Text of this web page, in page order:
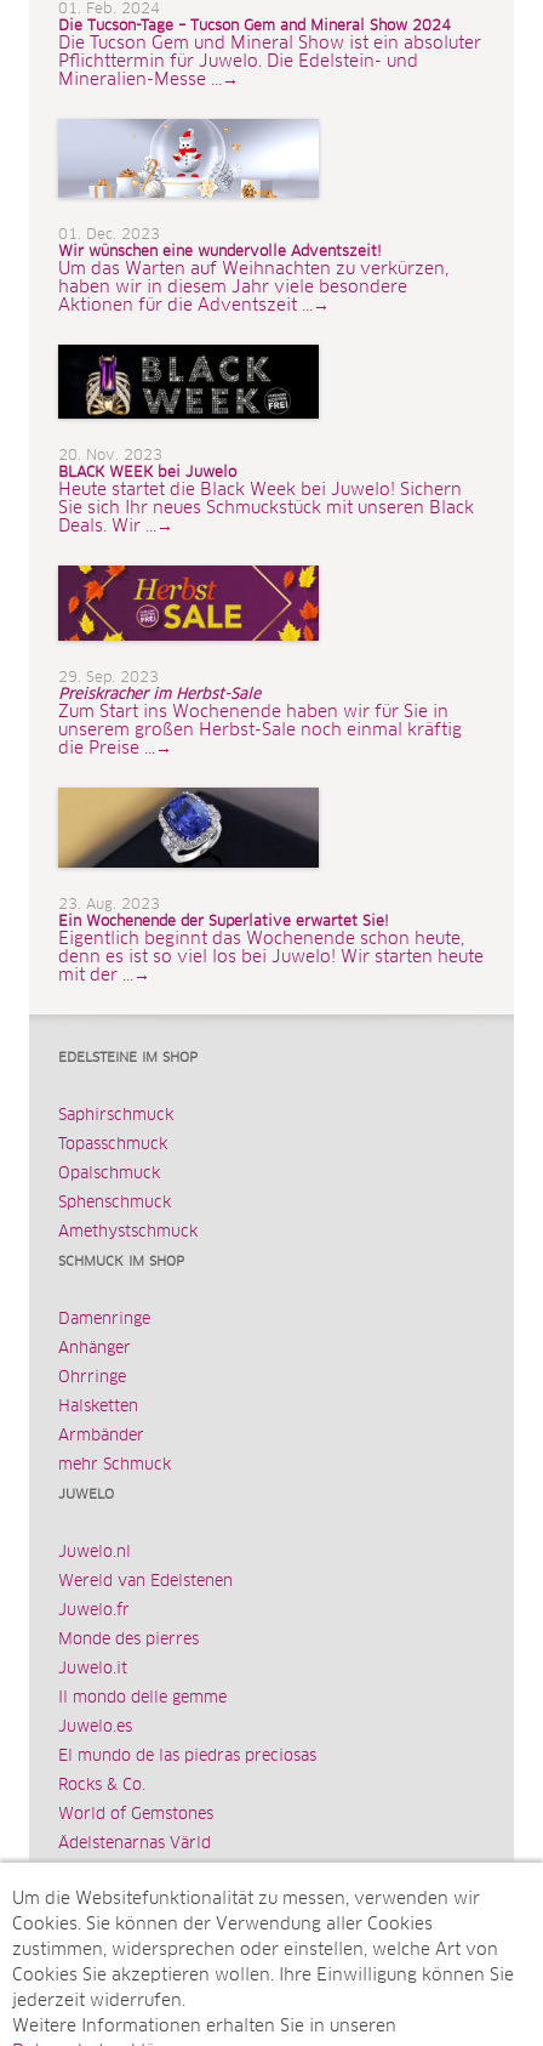
01. Feb. 2024
Die Tucson-Tage – Tucson Gem and Mineral Show 2024
Die Tucson Gem und Mineral Show ist ein absoluter
Pflichttermin für Juwelo. Die Edelstein- und
Mineralien-Messe ...→
01. Dec. 2023
Wir wünschen eine wundervolle Adventszeit!
Um das Warten auf Weihnachten zu verkürzen,
haben wir in diesem Jahr viele besondere
Aktionen für die Adventszeit ...→
20. Nov. 2023
BLACK WEEK bei Juwelo
Heute startet die Black Week bei Juwelo! Sichern
Sie sich Ihr neues Schmuckstück mit unseren Black
Deals. Wir ...→
29. Sep. 2023
Preiskracher im Herbst-Sale
Zum Start ins Wochenende haben wir für Sie in
unserem großen Herbst-Sale noch einmal kräftig
die Preise ...→
23. Aug. 2023
Ein Wochenende der Superlative erwartet Sie!
Eigentlich beginnt das Wochenende schon heute,
denn es ist so viel los bei Juwelo! Wir starten heute
mit der ...→
EDELSTEINE IM SHOP
Saphirschmuck
Topasschmuck
Opalschmuck
Sphenschmuck
Amethystschmuck
SCHMUCK IM SHOP
Damenringe
Anhänger
Ohrringe
Halsketten
Armbänder
mehr Schmuck
JUWELO
Juwelo.nl
Wereld van Edelstenen
Juwelo.fr
Monde des pierres
Juwelo.it
Il mondo delle gemme
Juwelo.es
El mundo de las piedras preciosas
Rocks & Co.
World of Gemstones
Ädelstenarnas Värld
Impressum
SITEMAP
Sitemap
Monatsarchive
Um die Websitefunktionalität zu messen, verwenden wir
Cookies. Sie können der Verwendung aller Cookies
zustimmen, widersprechen oder einstellen, welche Art von
Cookies Sie akzeptieren wollen. Ihre Einwilligung können Sie
jederzeit widerrufen.
Weitere Informationen erhalten Sie in unseren